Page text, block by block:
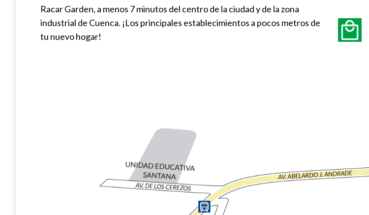
Racar Garden, a menos 7 minutos del centro de la ciudad y de la zona
industrial de Cuenca. ¡Los principales establecimientos a pocos metros de
tu nuevo hogar!